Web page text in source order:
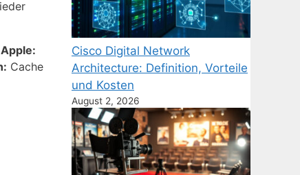
Cache
Cisco Digital Network
Architecture: Definition, Vorteile
und Kosten
August 2, 2026